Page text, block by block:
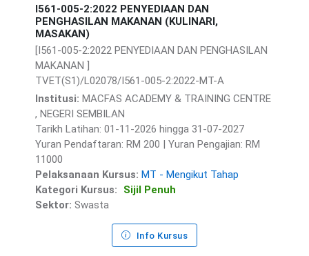
I561-005-2:2022 PENYEDIAAN DAN
PENGHASILAN MAKANAN (KULINARI,
MASAKAN)
[I561-005-2:2022 PENYEDIAAN DAN PENGHASILAN
MAKANAN ]
TVET(S1)/L02078/I561-005-2:2022-MT-A
Institusi: MACFAS ACADEMY & TRAINING CENTRE
, NEGERI SEMBILAN
Tarikh Latihan: 01-11-2026 hingga 31-07-2027
Yuran Pendaftaran: RM 200 | Yuran Pengajian: RM
11000
Pelaksanaan Kursus: MT - Mengikut Tahap
Kategori Kursus:
Sijil Penuh
Sektor: Swasta
Info Kursus